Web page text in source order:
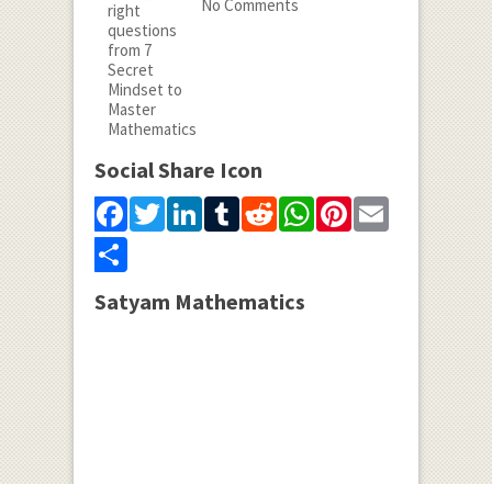
No Comments
Social Share Icon
Facebook
Twitter
LinkedIn
Tumblr
Reddit
WhatsApp
Pinterest
Email
Share
Satyam Mathematics